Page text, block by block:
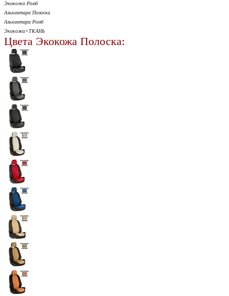
Экокожа Ромб
Алькантара Полоска
Алькантара Ромб
Экокожа+ТКАНЬ
Цвета Экокожа Полоска: